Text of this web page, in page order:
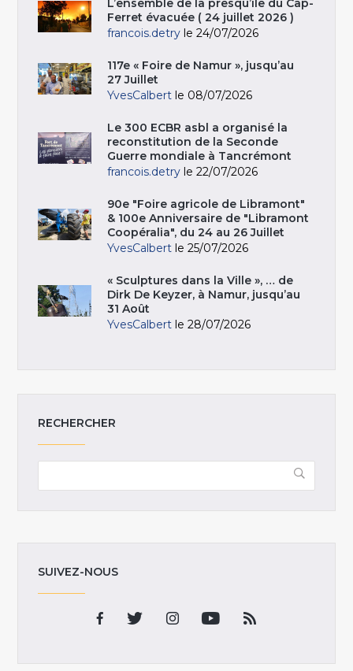
L’ensemble de la presqu’île du Cap-
Ferret évacuée ( 24 juillet 2026 )
francois.detry le 24/07/2026
117e « Foire de Namur », jusqu’au
27 Juillet
YvesCalbert le 08/07/2026
Le 300 ECBR asbl a organisé la
reconstitution de la Seconde
Guerre mondiale à Tancrémont
francois.detry le 22/07/2026
90e "Foire agricole de Libramont"
& 100e Anniversaire de "Libramont
Coopéralia", du 24 au 26 Juillet
YvesCalbert le 25/07/2026
« Sculptures dans la Ville », … de
Dirk De Keyzer, à Namur, jusqu’au
31 Août
YvesCalbert le 28/07/2026
RECHERCHER
SUIVEZ-NOUS